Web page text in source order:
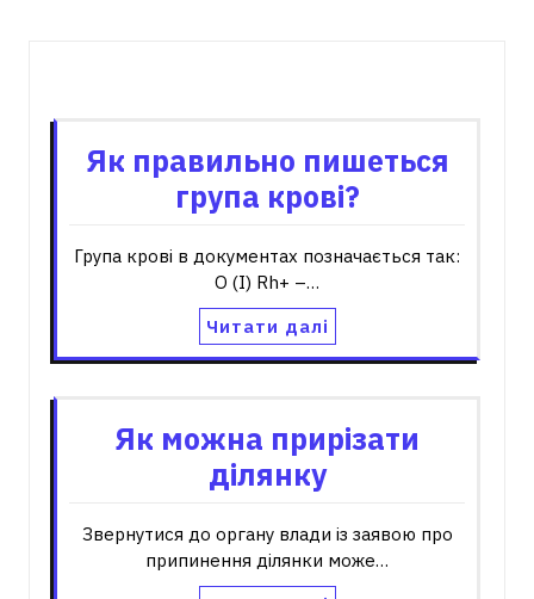
Як правильно пишеться
група крові?
Група крові в документах позначається так:
О (I) Rh+ –…
Читати далі
Як можна прирізати
ділянку
Звернутися до органу влади із заявою про
припинення ділянки може…